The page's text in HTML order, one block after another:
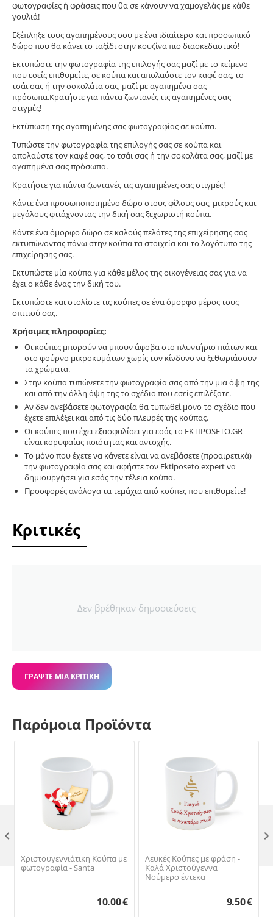
φωτογραφίες ή φράσεις που θα σε κάνουν να χαμογελάς με κάθε
γουλιά!
Εξέπληξε τους αγαπημένους σου με ένα ιδιαίτερο και προσωπικό
δώρο που θα κάνει το ταξίδι στην κουζίνα πιο διασκεδαστικό!
Εκτυπώστε την φωτογραφία της επιλογής σας μαζί με το κείμενο
που εσείς επιθυμείτε, σε κούπα και απολαύστε τον καφέ σας, το
τσάι σας ή την σοκολάτα σας, μαζί με αγαπημένα σας
πρόσωπα.Κρατήστε για πάντα ζωντανές τις αγαπημένες σας
στιγμές!
Εκτύπωση της αγαπημένης σας φωτογραφίας σε κούπα.
Tυπώστε την φωτογραφία της επιλογής σας σε κούπα και
απολαύστε τον καφέ σας, το τσάι σας ή την σοκολάτα σας, μαζί με
αγαπημένα σας πρόσωπα.
Κρατήστε για πάντα ζωντανές τις αγαπημένες σας στιγμές!
Κάντε ένα προσωποποιημένο δώρο στους φίλους σας, μικρούς και
μεγάλους φτιάχνοντας την δική σας ξεχωριστή κούπα.
Κάντε ένα όμορφο δώρο σε καλούς πελάτες της επιχείρησης σας
εκτυπώνοντας πάνω στην κούπα τα στοιχεία και το λογότυπο της
επιχείρησης σας.
Εκτυπώστε μία κούπα για κάθε μέλος της οικογένειας σας για να
έχει ο κάθε ένας την δική του.
Εκτυπώστε και στολίστε τις κούπες σε ένα όμορφο μέρος τους
σπιτιού σας.
Χρήσιμες πληροφορίες:
Οι κούπες μπορούν να μπουν άφοβα στο πλυντήριο πιάτων και
στο φούρνο μικροκυμάτων χωρίς τον κίνδυνο να ξεθωριάσουν
τα χρώματα.
Στην κούπα τυπώνετε την φωτογραφία σας από την μια όψη της
και από την άλλη όψη της το σχέδιο που εσείς επιλέξατε.
Αν δεν ανεβάσετε φωτογραφία θα τυπωθεί μονο το σχέδιο που
έχετε επιλέξει και από τις δύο πλευρές της κούπας.
Οι κούπες που έχει εξασφαλίσει για εσάς το EKTIPOSETO.GR
είναι κορυφαίας ποιότητας και αντοχής.
Το μόνο που έχετε να κάνετε είναι να ανεβάσετε (προαιρετικά)
την φωτογραφία σας και αφήστε τον Ektiposeto expert να
δημιουργήσει για εσάς την τέλεια κούπα.
Προσφορές ανάλογα τα τεμάχια από κούπες που επιθυμείτε!
Κριτικές
Δεν βρέθηκαν δημοσιεύσεις
ΓΡΆΨΤΕ ΜΙΑ ΚΡΙΤΙΚΉ
Παρόμοια Προϊόντα
Χριστουγεννιάτικη Κούπα με
φωτογραφία - Santa
10.00€
Λευκές Κούπες με φράση -
Καλά Χριστούγεννα
Νούμερο έντεκα
9.50€
 